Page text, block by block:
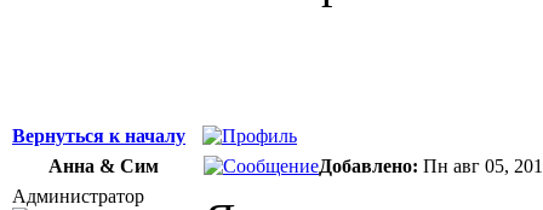
Вернуться к началу
Анна & Сим
Добавлено: Пн авг 05,
Администратор